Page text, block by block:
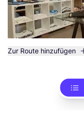
Zur Route hinzufügen